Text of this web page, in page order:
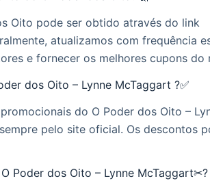
Oito pode ser obtido através do link
atualizamos com frequência
e fornecer os melhores cupons do
dos Oito – Lynne McTaggart ?✅
do O Poder dos Oito –
pelo site oficial. Os descontos
Poder dos Oito – Lynne McTaggart✂?